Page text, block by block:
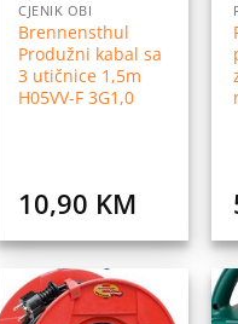
CJENIK OBI
Brennensthul
Produžni kabal sa
3 utičnice 1,5m
H05VV-F 3G1,0
10,90 KM